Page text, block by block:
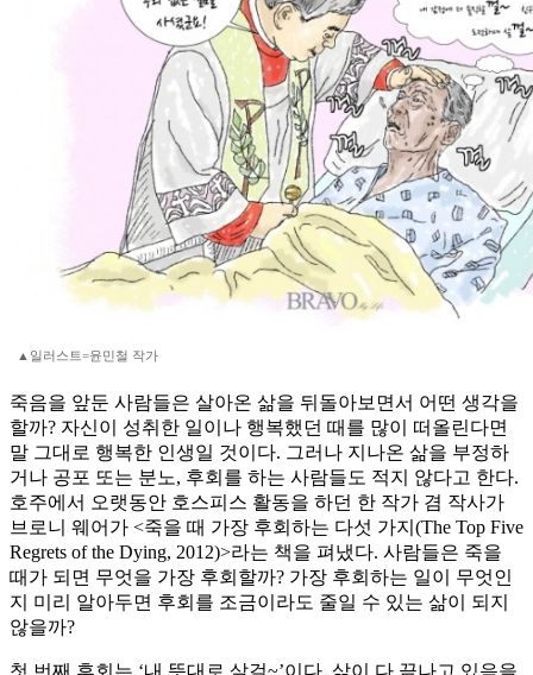
▲일러스트=윤민철 작가
죽음을 앞둔 사람들은 살아온 삶을 뒤돌아보면서 어떤 생각을
할까? 자신이 성취한 일이나 행복했던 때를 많이 떠올린다면
말 그대로 행복한 인생일 것이다. 그러나 지나온 삶을 부정하
거나 공포 또는 분노, 후회를 하는 사람들도 적지 않다고 한다.
호주에서 오랫동안 호스피스 활동을 하던 한 작가 겸 작사가
브로니 웨어가 <죽을 때 가장 후회하는 다섯 가지(The Top Five
Regrets of the Dying, 2012)>라는 책을 펴냈다. 사람들은 죽을
때가 되면 무엇을 가장 후회할까? 가장 후회하는 일이 무엇인
지 미리 알아두면 후회를 조금이라도 줄일 수 있는 삶이 되지
않을까?